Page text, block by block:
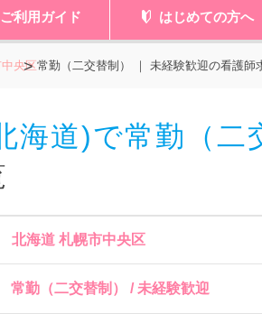
ご利用ガイド はじめての方へ
中央区常勤（二交替制） ｜ 未経験歓迎の看護師
海道)で常勤（二
北海道 札幌市中央区
常勤（二交替制） / 未経験歓迎